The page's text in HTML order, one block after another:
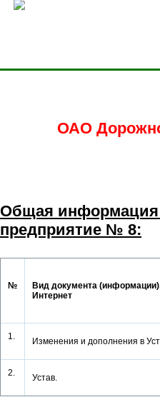
ОАО
Общая информация
предприятие № 8:
№
Вид документа
Интернет
1. Изменения и дополнения в
2. Устав.